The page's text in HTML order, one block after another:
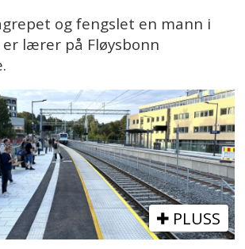
og fengslet en mann i
lærer på Fløysbonn
PLUSS